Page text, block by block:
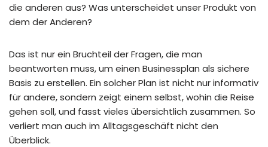
die anderen aus? Was unterscheidet unser Produkt von
dem der Anderen?
Das ist nur ein Bruchteil der Fragen, die man
beantworten muss, um einen Businessplan als sichere
Basis zu erstellen. Ein solcher Plan ist nicht nur informativ
für andere, sondern zeigt einem selbst, wohin die Reise
gehen soll, und fasst vieles übersichtlich zusammen. So
verliert man auch im Alltagsgeschäft nicht den
Überblick.